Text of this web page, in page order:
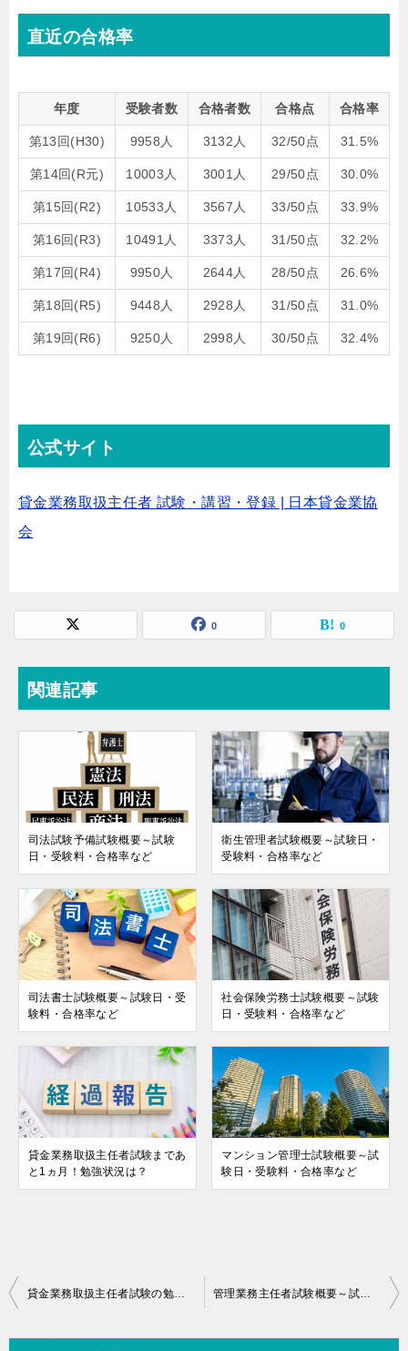
直近の合格率
年度 受験者数 合格者数 合格点 合格率
第13回(H30) 9958人 3132人 32/50点 31.5%
第14回(R元) 10003人 3001人 29/50点 30.0%
第15回(R2) 10533人 3567人 33/50点 33.9%
第16回(R3) 10491人 3373人 31/50点 32.2%
第17回(R4) 9950人 2644人 28/50点 26.6%
第18回(R5) 9448人 2928人 31/50点 31.0%
第19回(R6) 9250人 2998人 30/50点 32.4%
公式サイト
貸金業務取扱主任者 試験・講習・登録 | 日本貸金業協
会
0 0
関連記事
司法試験予備試験概要～試験
日・受験料・合格率など
衛生管理者試験概要～試験日・
受験料・合格率など
司法書士試験概要～試験日・受
験料・合格率など
社会保険労務士試験概要～試験
日・受験料・合格率など
貸金業務取扱主任者試験まであ
と1ヵ月！勉強状況は？
マンション管理士試験概要～試
験日・受験料・合格率など
投
貸金業務取扱主任者試験の勉強を開始しました 管理業務主任者試験概要～試験日・受験料・合格率など